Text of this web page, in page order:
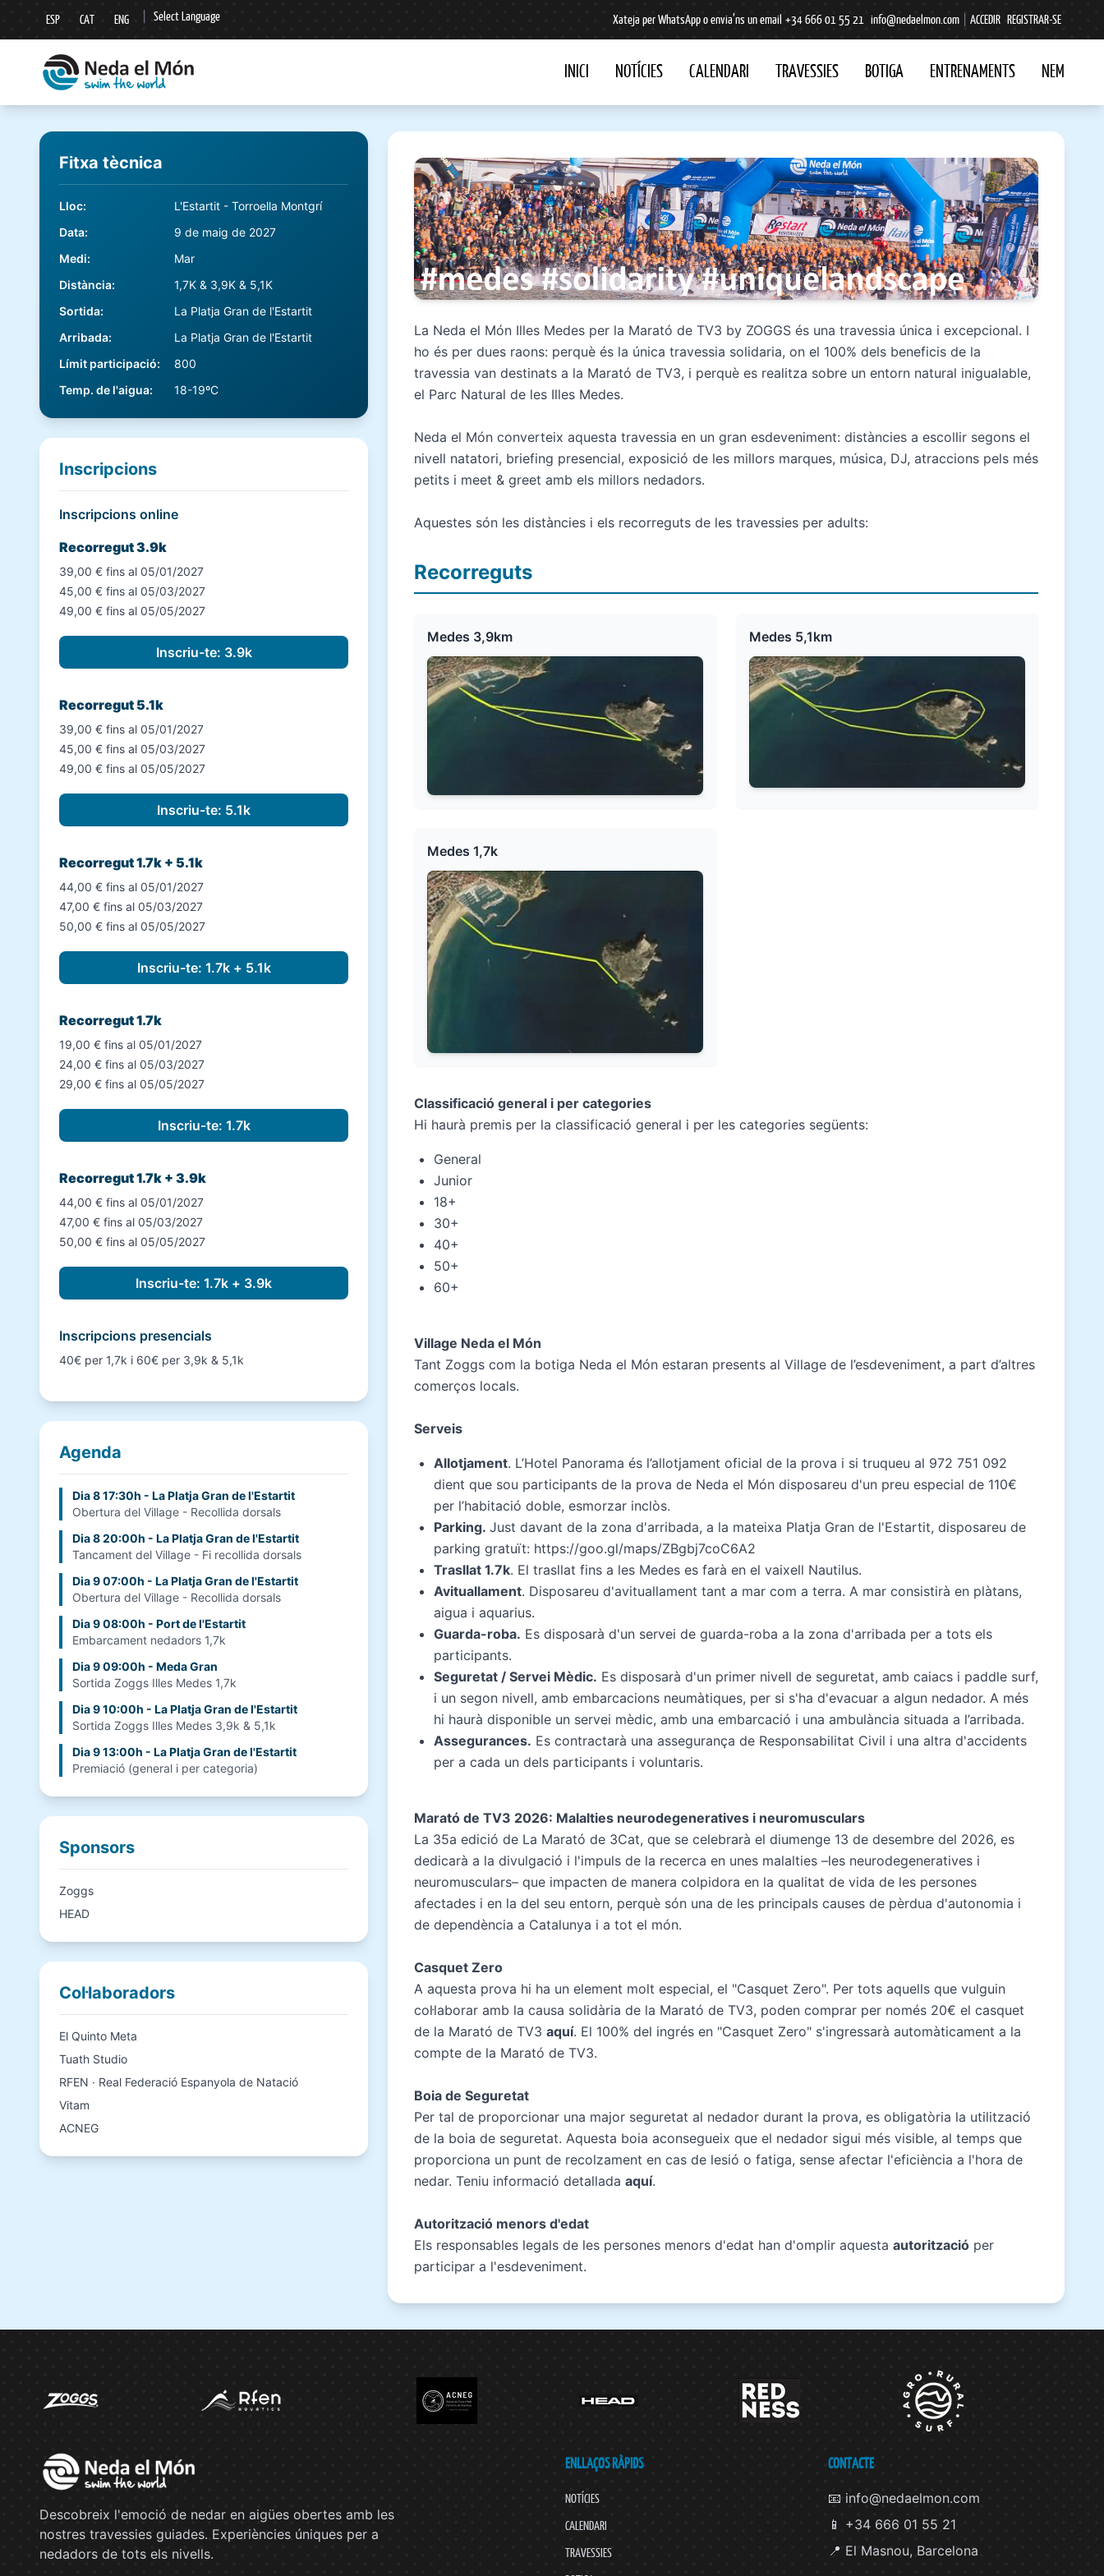
ESP CAT ENG Select Language
▼
Xateja per WhatsApp o envia’ns un email +34 666 01 55 21 info@nedaelmon.com ACCEDIR REGISTRAR-SE
INICI NOTÍCIES CALENDARI TRAVESSIES BOTIGA ENTRENAMENTS NEM
Fitxa tècnica
Lloc:
L'Estartit - Torroella Montgrí
Data:
9 de maig de 2027
Medi:
Mar
Distància:
1,7K & 3,9K & 5,1K
Sortida:
La Platja Gran de l'Estartit
Arribada:
La Platja Gran de l'Estartit
Límit participació:
800
Temp. de l'aigua: 18-19ºC
Inscripcions
Inscripcions online
Recorregut 3.9k
39,00 € fins al 05/01/2027
45,00 € fins al 05/03/2027
49,00 € fins al 05/05/2027
Recorregut 5.1k
39,00 € fins al 05/01/2027
45,00 € fins al 05/03/2027
49,00 € fins al 05/05/2027
Recorregut 1.7k + 5.1k
44,00 € fins al 05/01/2027
47,00 € fins al 05/03/2027
50,00 € fins al 05/05/2027
Recorregut 1.7k
19,00 € fins al 05/01/2027
24,00 € fins al 05/03/2027
29,00 € fins al 05/05/2027
Recorregut 1.7k + 3.9k
44,00 € fins al 05/01/2027
47,00 € fins al 05/03/2027
50,00 € fins al 05/05/2027
Inscripcions presencials
40€ per 1,7k i 60€ per 3,9k & 5,1k
Agenda
Dia 8 17:30h - La Platja Gran de l'Estartit
Obertura del Village - Recollida dorsals
Dia 8 20:00h - La Platja Gran de l'Estartit
Tancament del Village - Fi recollida dorsals
Dia 9 07:00h - La Platja Gran de l'Estartit
Obertura del Village - Recollida dorsals
Dia 9 08:00h - Port de l'Estartit
Embarcament nedadors 1,7k
Dia 9 09:00h - Meda Gran
Sortida Zoggs Illes Medes 1,7k
Dia 9 10:00h - La Platja Gran de l'Estartit
Sortida Zoggs Illes Medes 3,9k & 5,1k
Dia 9 13:00h - La Platja Gran de l'Estartit
Premiació (general i per categoria)
Sponsors
Zoggs
HEAD
Col·laboradors
El Quinto Meta
Tuath Studio
RFEN · Real Federació Espanyola de Natació
Vitam
ACNEG
La Neda el Món Illes Medes per la Marató de TV3 by ZOGGS és una travessia única i excepcional. I
ho és per dues raons: perquè és la única travessia solidaria, on el 100% dels beneficis de la
travessia van destinats a la Marató de TV3, i perquè es realitza sobre un entorn natural inigualable,
el Parc Natural de les Illes Medes.
Neda el Món converteix aquesta travessia en un gran esdeveniment: distàncies a escollir segons el
nivell natatori, briefing presencial, exposició de les millors marques, música, DJ, atraccions pels més
petits i meet & greet amb els millors nedadors.
Aquestes són les distàncies i els recorreguts de les travessies per adults:
Recorreguts
Medes 3,9km Medes 5,1km
Medes 1,7k
Classificació general i per categories
Hi haurà premis per la classificació general i per les categories següents:
General
Junior
18+
30+
40+
50+
60+
Village Neda el Món
Tant Zoggs com la botiga Neda el Món estaran presents al Village de l’esdeveniment, a part d’altres
comerços locals.
Serveis
Allotjament. L’Hotel Panorama és l’allotjament oficial de la prova i si truqueu al 972 751 092
dient que sou participants de la prova de Neda el Món disposareu d'un preu especial de 110€
per l’habitació doble, esmorzar inclòs.
Parking. Just davant de la zona d'arribada, a la mateixa Platja Gran de l'Estartit, disposareu de
parking gratuït: https://goo.gl/maps/ZBgbj7coC6A2
Trasllat 1.7k. El trasllat fins a les Medes es farà en el vaixell Nautilus.
Avituallament. Disposareu d'avituallament tant a mar com a terra. A mar consistirà en plàtans,
aigua i aquarius.
Guarda-roba. Es disposarà d'un servei de guarda-roba a la zona d'arribada per a tots els
participants.
Seguretat / Servei Mèdic. Es disposarà d'un primer nivell de seguretat, amb caiacs i paddle surf,
i un segon nivell, amb embarcacions neumàtiques, per si s'ha d'evacuar a algun nedador. A més
hi haurà disponible un servei mèdic, amb una embarcació i una ambulància situada a l’arribada.
Assegurances. Es contractarà una assegurança de Responsabilitat Civil i una altra d'accidents
per a cada un dels participants i voluntaris.
Marató de TV3 2026: Malalties neurodegeneratives i neuromusculars
La 35a edició de La Marató de 3Cat, que se celebrarà el diumenge 13 de desembre del 2026, es
dedicarà a la divulgació i l'impuls de la recerca en unes malalties –les neurodegeneratives i
neuromusculars– que impacten de manera colpidora en la qualitat de vida de les persones
afectades i en la del seu entorn, perquè són una de les principals causes de pèrdua d'autonomia i
de dependència a Catalunya i a tot el món.
Casquet Zero
A aquesta prova hi ha un element molt especial, el "Casquet Zero". Per tots aquells que vulguin
col·laborar amb la causa solidària de la Marató de TV3, poden comprar per només 20€ el casquet
de la Marató de TV3 aquí. El 100% del ingrés en "Casquet Zero" s'ingressarà automàticament a la
compte de la Marató de TV3.
Boia de Seguretat
Per tal de proporcionar una major seguretat al nedador durant la prova, es obligatòria la utilització
de la boia de seguretat. Aquesta boia aconsegueix que el nedador sigui més visible, al temps que
proporciona un punt de recolzament en cas de lesió o fatiga, sense afectar l'eficiència a l'hora de
nedar. Teniu informació detallada aquí.
Autorització menors d'edat
Els responsables legals de les persones menors d'edat han d'omplir aquesta autorització per
participar a l'esdeveniment.
Descobreix l'emoció de nedar en aigües obertes amb les
nostres travessies guiades. Experiències úniques per a
nedadors de tots els nivells.
ENLLAÇOS RÀPIDS
NOTÍCIES
CALENDARI
TRAVESSIES
CONTACTE
📧 info@nedaelmon.com
📱 +34 666 01 55 21
📍 El Masnou, Barcelona